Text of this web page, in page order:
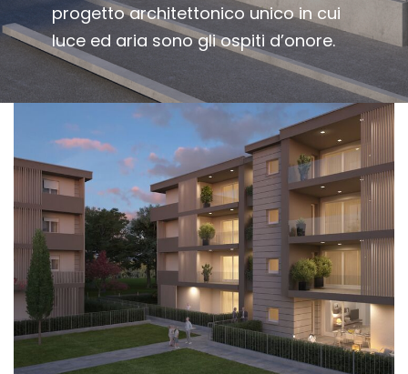
progetto architettonico unico in cui
luce ed aria sono gli ospiti d’onore.